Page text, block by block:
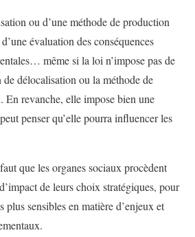
ou d’une méthode de production
évaluation des conséquences
même si la loi n’impose pas de
délocalisation ou la méthode de
En revanche, elle impose bien une
penser qu’elle pourra influencer les
que les organes sociaux procèdent
de leurs choix stratégiques, pour
plus sensibles en matière d’enjeux et